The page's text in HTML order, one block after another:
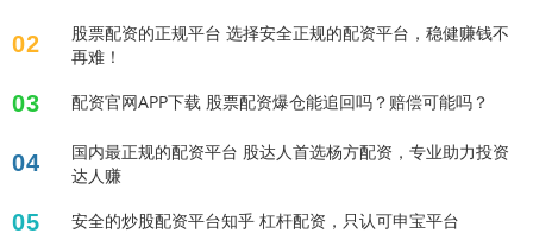
02
股票配资的正规平台 选择安全正规的配资平台，稳健赚钱不
再难！
03 配资官网APP下载 股票配资爆仓能追回吗？赔偿可能吗？
04
国内最正规的配资平台 股达人首选杨方配资，专业助力投资
达人赚
05 安全的炒股配资平台知乎 杠杆配资，只认可申宝平台